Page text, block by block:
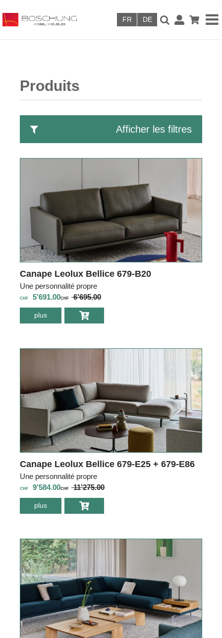
Produits
Afficher les filtres
Canape Leolux Bellice 679-B20
Une personnalité propre
CHF 5’691.00CHF 6’695.00
plus environ Canape
Leolux Bellice
Canape Leolux Bellice 679-E25 + 679-E86
Une personnalité propre
CHF 9’584.00CHF 11’275.00
plus environ Canape
Leolux Bellice